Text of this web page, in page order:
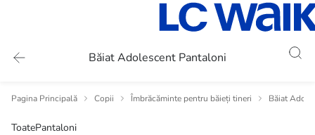
Băiat Adolescent Pantaloni
Pagina Principală Copii Îmbrăcăminte pentru băieți tineri Băiat
ToatePantaloni